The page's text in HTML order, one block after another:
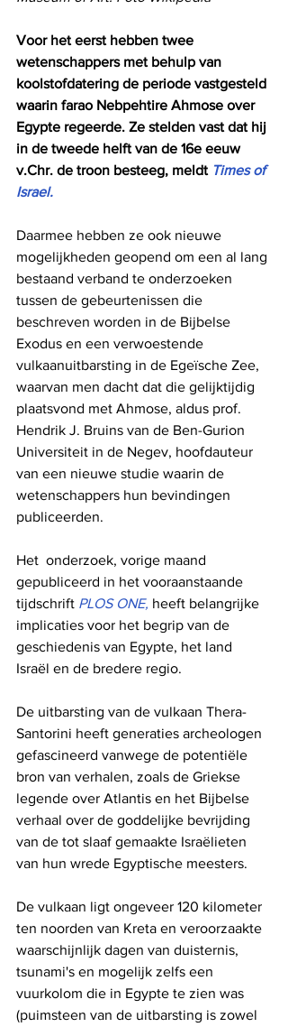
Voor het eerst hebben twee
wetenschappers met behulp van
koolstofdatering de periode vastgesteld
waarin farao Nebpehtire Ahmose over
Egypte regeerde. Ze stelden vast dat hij
in de tweede helft van de 16e eeuw
v.Chr. de troon besteeg, meldt Times of
Israel.
Daarmee hebben ze ook nieuwe
mogelijkheden geopend om een ​​al lang
bestaand verband te onderzoeken
tussen de gebeurtenissen die
beschreven worden in de Bijbelse
Exodus en een verwoestende
vulkaanuitbarsting in de Egeïsche Zee,
waarvan men dacht dat die gelijktijdig
plaatsvond met Ahmose, aldus prof.
Hendrik J. Bruins van de Ben-Gurion
Universiteit in de Negev, hoofdauteur
van een nieuwe studie waarin de
wetenschappers hun bevindingen
publiceerden.
Het  onderzoek, vorige maand
gepubliceerd in het vooraanstaande
tijdschrift PLOS ONE, heeft belangrijke
implicaties voor het begrip van de
geschiedenis van Egypte, het land
Israël en de bredere regio.
De uitbarsting van de vulkaan Thera-
Santorini heeft generaties archeologen
gefascineerd vanwege de potentiële
bron van verhalen, zoals de Griekse
legende over Atlantis en het Bijbelse
verhaal over de goddelijke bevrijding
van de tot slaaf gemaakte Israëlieten
van hun wrede Egyptische meesters.
De vulkaan ligt ongeveer 120 kilometer
ten noorden van Kreta en veroorzaakte
waarschijnlijk dagen van duisternis,
tsunami's en mogelijk zelfs een
vuurkolom die in Egypte te zien was
(puimsteen van de uitbarsting is zowel